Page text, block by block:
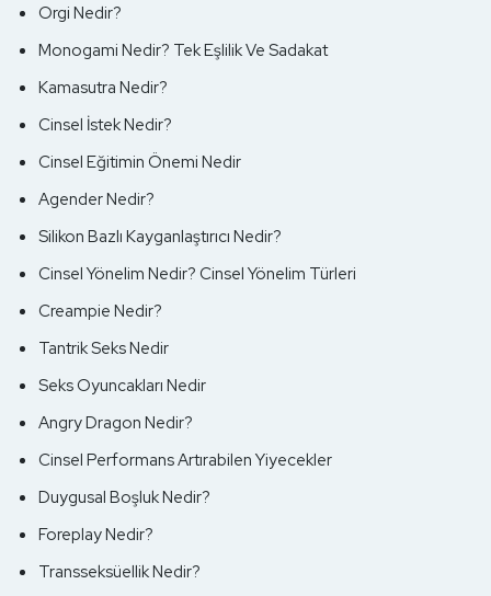
Orgi Nedir?
Monogami Nedir? Tek Eşlilik Ve Sadakat
Kamasutra Nedir?
Cinsel İstek Nedir?
Cinsel Eğitimin Önemi Nedir
Agender Nedir?
Silikon Bazlı Kayganlaştırıcı Nedir?
Cinsel Yönelim Nedir? Cinsel Yönelim Türleri
Creampie Nedir?
Tantrik Seks Nedir
Seks Oyuncakları Nedir
Angry Dragon Nedir?
Cinsel Performans Artırabilen Yiyecekler
Duygusal Boşluk Nedir?
Foreplay Nedir?
Transseksüellik Nedir?